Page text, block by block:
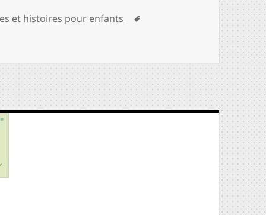
et histoires pour enfants